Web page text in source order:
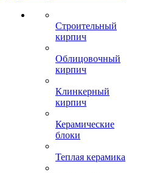
Строительный
кирпич
Облицовочный
кирпич
Клинкерный
кирпич
Керамические
блоки
Теплая керамика